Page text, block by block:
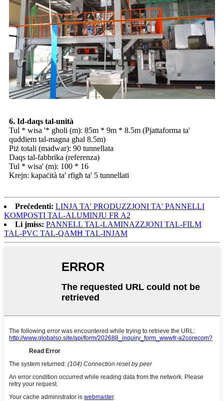
6. Id-daqs tal-unità
Tul * wisa '* għoli (m): 85m * 9m * 8.5m (Pjattaforma ta'
quddiem tal-magna għal 8.5m)
Piż totali (madwar): 90 tunnellata
Daqs tal-fabbrika (referenza)
Tul * wisa' (m): 100 * 16
Krejn: kapaċità ta' rfigħ ta' 5 tunnellati
Preċedenti: LINJA TA' PRODUZZJONI TA' PANNELLI
KOMPOSTI TAL-ALUMINJU FR A2
Li jmiss: PANNELL TAL-LAMINAZZJONI TAL-FILM
TAL-PVC TAL-QAMĦ TAL-INJAM